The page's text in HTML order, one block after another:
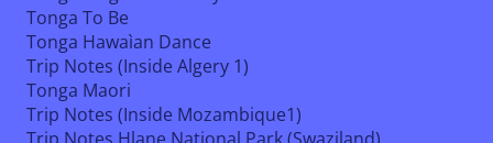
Tonga To Be
Tonga Hawaìan Dance
Trip Notes (Inside Algery 1)
Tonga Maori
Trip Notes (Inside Mozambique1)